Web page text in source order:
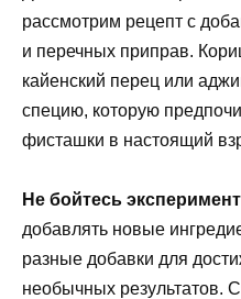
рассмотрим рецепт с
и перечных приправ.
кайенский перец или
специю, которую
фисташки в настоящий
Не бойтесь
добавлять новые
разные добавки для
необычных результатов.